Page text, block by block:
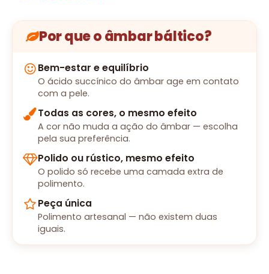
Por que o âmbar báltico?
Bem-estar e equilíbrio
O ácido succínico do âmbar age em contato
com a pele.
Todas as cores, o mesmo efeito
A cor não muda a ação do âmbar — escolha
pela sua preferência.
Polido ou rústico, mesmo efeito
O polido só recebe uma camada extra de
polimento.
Peça única
Polimento artesanal — não existem duas
iguais.